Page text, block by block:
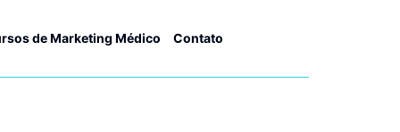
de Marketing Médico Contato